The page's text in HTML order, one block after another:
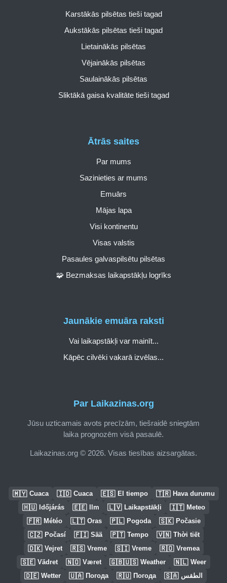
Par Laikazinas.org
Jūsu uzticamais avots precīzām, tiešraidē sniegtām
laika prognozēm visā pasaulē.
Laikazinas.org © 2026. Visas tiesības aizsargātas.
Ātrās saites
Par mums
Sazinieties ar mums
Emuārs
Mājas lapa
Visi kontinentu
Visas valstis
Pasaules galvaspilsētu pilsētas
🧩 Bezmaksas laikapstākļu logrīks
Karstākās pilsētas tieši tagad
Aukstākās pilsētas tieši tagad
Lietainākās pilsētas
Vējainākās pilsētas
Saulainākās pilsētas
Sliktākā gaisa kvalitāte tieši tagad
Jaunākie emuāra raksti
Vai laikapstākļi var mainīt...
Kāpēc cilvēki vakarā izvēlas...
🇲🇾 Cuaca 🇮🇩 Cuaca 🇪🇸 El tiempo 🇹🇷 Hava durumu
🇭🇺 Időjárás 🇪🇪 Ilm 🇱🇻 Laikapstākļi 🇮🇹 Meteo
🇫🇷 Météo 🇱🇹 Oras 🇵🇱 Pogoda 🇸🇰 Počasie
🇨🇿 Počasí 🇫🇮 Sää 🇵🇹 Tempo 🇻🇳 Thời tiết
🇩🇰 Vejret 🇷🇸 Vreme 🇸🇮 Vreme 🇷🇴 Vremea
🇸🇪 Vädret 🇳🇴 Været 🇬🇧🇺🇸 Weather 🇳🇱 Weer
🇩🇪 Wetter 🇺🇦 Погода 🇷🇺 Погода 🇸🇦 الطقس